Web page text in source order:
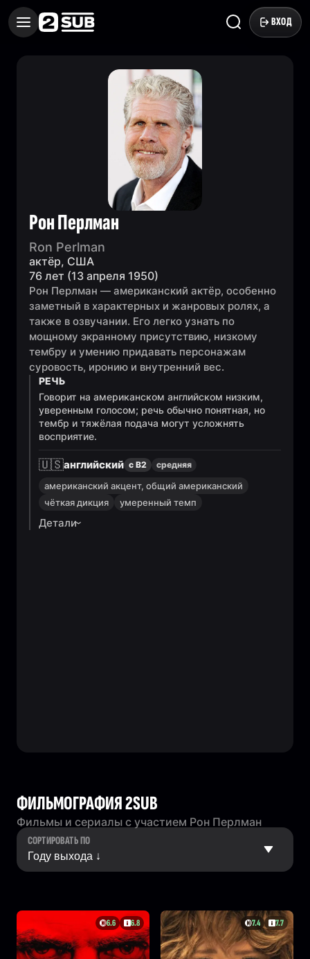
ВХОД
Рон Перлман
Ron Perlman
актёр, США
76 лет (13 апреля 1950)
Рон Перлман — американский актёр, особенно
заметный в характерных и жанровых ролях, а
также в озвучании. Его легко узнать по
мощному экранному присутствию, низкому
тембру и умению придавать персонажам
суровость, иронию и внутренний вес.
РЕЧЬ
Говорит на американском английском низким,
уверенным голосом; речь обычно понятная, но
тембр и тяжёлая подача могут усложнять
восприятие.
🇺🇸английский с B2 средняя
американский акцент, общий американский
чёткая дикция
умеренный темп
Детали
ФИЛЬМОГРАФИЯ 2SUB
Фильмы и сериалы с участием Рон Перлман
СОРТИРОВАТЬ ПО
6.6 6.8 7.4 7.7